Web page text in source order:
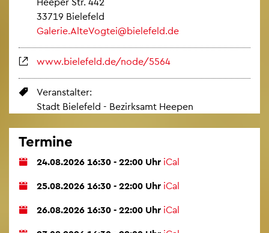
33719 Bie­le­feld
Ga­le­rie.​AlteVogtei@​bielefeld.​de
www.​bielefeld.​de/​node/​5564
Ver­an­stal­ter:
Stadt Bie­le­feld - Be­zirks­amt Hee­pen
Ter­mi­ne
24.08.2026 16:30 - 22:00 Uhr iCal
25.08.2026 16:30 - 22:00 Uhr iCal
26.08.2026 16:30 - 22:00 Uhr iCal